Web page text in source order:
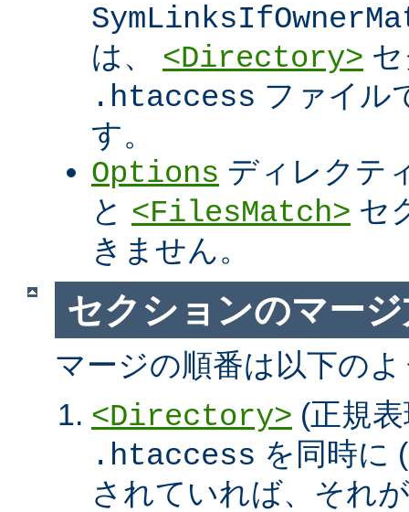
は、 <Directory>
.htaccess ファイル
す。
Options ディレクテ
と <FilesMatch> セ
きません。
セクションのマー
マージの順番は以下の
<Directory> (正規
.htaccess を同時に (
されていれば、それ